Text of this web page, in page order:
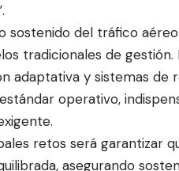
sostenido del tráfico
tradicionales de
adaptativa y sistemas de
operativo,
retos será garantizar
asegurando